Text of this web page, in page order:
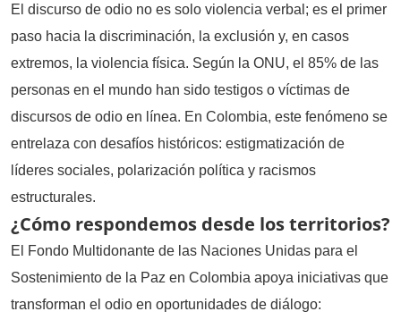
El discurso de odio no es solo violencia verbal; es el primer
paso hacia la discriminación, la exclusión y, en casos
extremos, la violencia física. Según la ONU, el 85% de las
personas en el mundo han sido testigos o víctimas de
discursos de odio en línea. En Colombia, este fenómeno se
entrelaza con desafíos históricos: estigmatización de
líderes sociales, polarización política y racismos
estructurales.
¿Cómo respondemos desde los territorios?
El Fondo Multidonante de las Naciones Unidas para el
Sostenimiento de la Paz en Colombia apoya iniciativas que
transforman el odio en oportunidades de diálogo: